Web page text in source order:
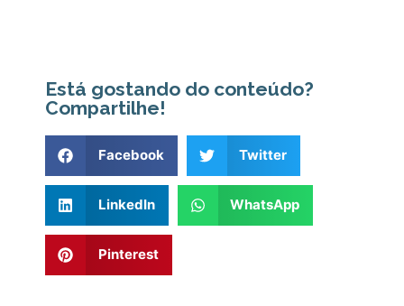
Está gostando do conteúdo?
Compartilhe!
Facebook Twitter
LinkedIn WhatsApp
Pinterest